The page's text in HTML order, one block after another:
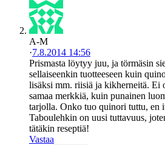
A-M
·7.8.2014 14:56
Prismasta löytyy juu, ja törmäsin
sellaiseenkin tuotteeseen kuin
lisäksi mm. riisiä ja kikherneitä. Ei
samaa merkkiä, kuin punainen
tarjolla. Onko tuo quinori tuttu, en
Taboulehkin on uusi tuttavuus,
tätäkin reseptiä!
Vastaa